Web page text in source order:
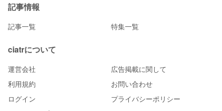
記事情報
記事一覧 特集一覧
ciatrについて
運営会社
広告掲載に関して
利用規約
お問い合わせ
ログイン
プライバシーポリシー